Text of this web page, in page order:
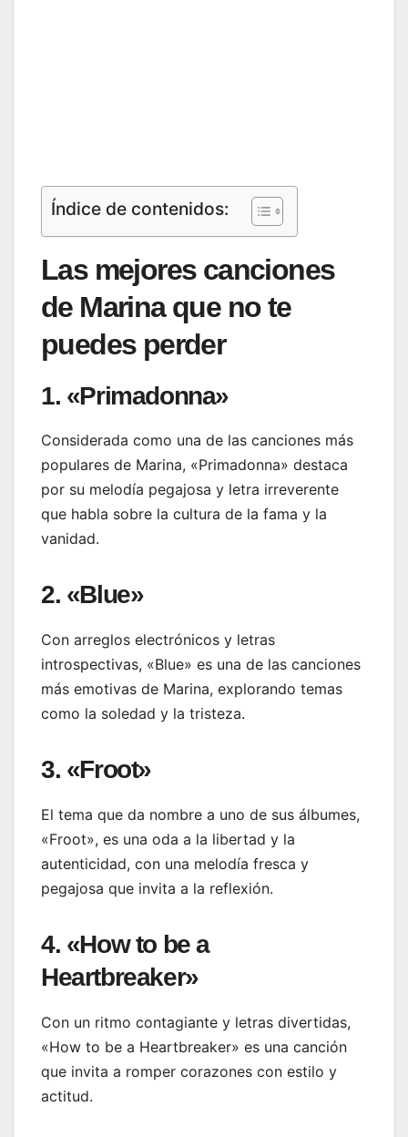
Índice de contenidos:
Las mejores canciones
de Marina que no te
puedes perder
1. «Primadonna»
Considerada como una de las canciones más
populares de Marina, «Primadonna» destaca
por su melodía pegajosa y letra irreverente
que habla sobre la cultura de la fama y la
vanidad.
2. «Blue»
Con arreglos electrónicos y letras
introspectivas, «Blue» es una de las canciones
más emotivas de Marina, explorando temas
como la soledad y la tristeza.
3. «Froot»
El tema que da nombre a uno de sus álbumes,
«Froot», es una oda a la libertad y la
autenticidad, con una melodía fresca y
pegajosa que invita a la reflexión.
4. «How to be a
Heartbreaker»
Con un ritmo contagiante y letras divertidas,
«How to be a Heartbreaker» es una canción
que invita a romper corazones con estilo y
actitud.